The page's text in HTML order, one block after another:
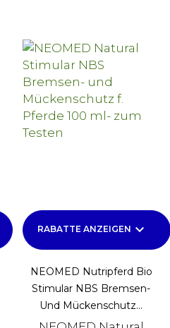
RABATTE ANZEIGEN keyboard_arrow_down
NEOMED Nutripferd Bio
Stimular NBS Bremsen-
Und Mückenschutz...